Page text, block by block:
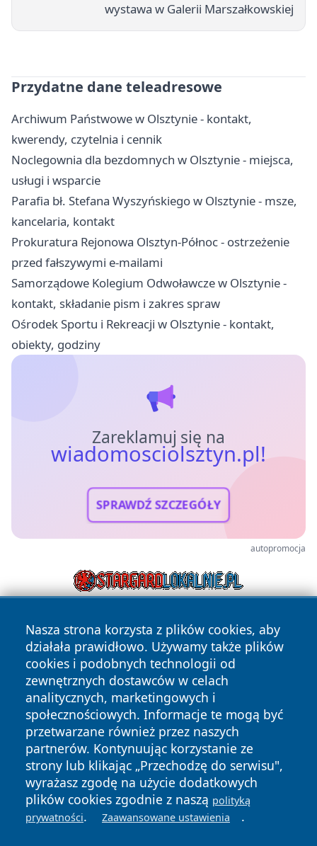
wystawa w Galerii Marszałkowskiej
Przydatne dane teleadresowe
Archiwum Państwowe w Olsztynie - kontakt,
kwerendy, czytelnia i cennik
Noclegownia dla bezdomnych w Olsztynie - miejsca,
usługi i wsparcie
Parafia bł. Stefana Wyszyńskiego w Olsztynie - msze,
kancelaria, kontakt
Prokuratura Rejonowa Olsztyn-Północ - ostrzeżenie
przed fałszywymi e-mailami
Samorządowe Kolegium Odwoławcze w Olsztynie -
kontakt, składanie pism i zakres spraw
Ośrodek Sportu i Rekreacji w Olsztynie - kontakt,
obiekty, godziny
Zareklamuj się na
wiadomosciolsztyn.pl!
SPRAWDŹ SZCZEGÓŁY
autopromocja
Nasza strona korzysta z plików cookies, aby
działała prawidłowo. Używamy także plików
cookies i podobnych technologii od
zewnętrznych dostawców w celach
analitycznych, marketingowych i
społecznościowych. Informacje te mogą być
przetwarzane również przez naszych
partnerów. Kontynuując korzystanie ze
strony lub klikając „Przechodzę do serwisu",
wyrażasz zgodę na użycie dodatkowych
plików cookies zgodnie z naszą polityką
prywatności. Zaawansowane ustawienia .
Copyright © 2026 wiadomosciolsztyn.pl Wszystkie prawa
zastrzeżone.
News Autorzy
Polityka
Prywatności
Polityka
Cookies